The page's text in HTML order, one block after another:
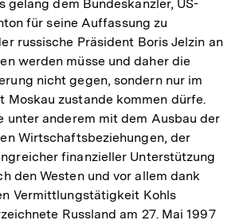
gelang dem Bundeskanzler, US-
für seine Auffassung zu
russische Präsident Boris Jelzin an
werden müsse und daher die
nicht gegen, sondern nur im
Moskau zustande kommen dürfe.
unter anderem mit dem Ausbau der
Wirtschaftsbeziehungen, der
finanzieller Unterstützung
den Westen und vor allem dank
Vermittlungstätigkeit Kohls
Russland am 27. Mai 1997